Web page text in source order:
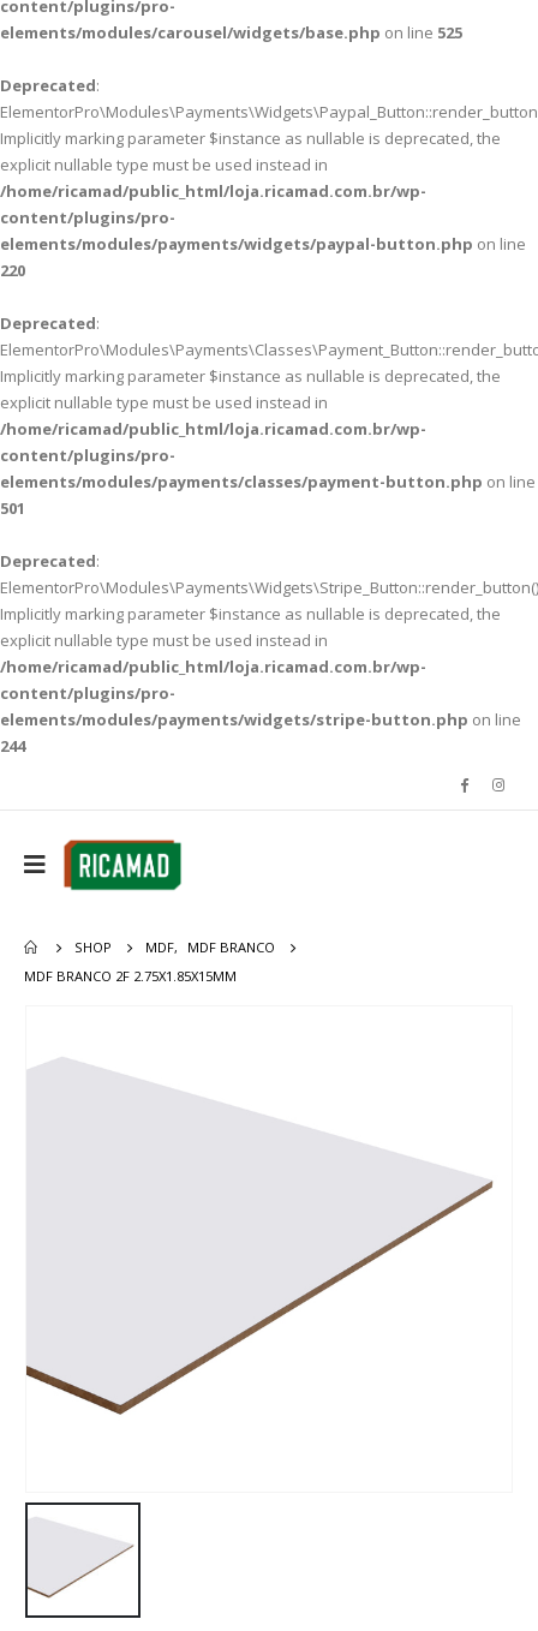
content/plugins/pro-
elements/modules/carousel/widgets/base.php on line 525
Deprecated:
Implicitly marking parameter $instance as nullable is deprecated, the
explicit nullable type must be used instead in
/home/ricamad/public_html/loja.ricamad.com.br/wp-
content/plugins/pro-
elements/modules/payments/widgets/paypal-button.php on line
220
Deprecated:
Implicitly marking parameter $instance as nullable is deprecated, the
explicit nullable type must be used instead in
/home/ricamad/public_html/loja.ricamad.com.br/wp-
content/plugins/pro-
elements/modules/payments/classes/payment-button.php on line
501
Deprecated:
Implicitly marking parameter $instance as nullable is deprecated, the
explicit nullable type must be used instead in
/home/ricamad/public_html/loja.ricamad.com.br/wp-
content/plugins/pro-
elements/modules/payments/widgets/stripe-button.php on line
244
SHOP MDF,
MDF BRANCO
MDF BRANCO 2F 2.75X1.85X15MM